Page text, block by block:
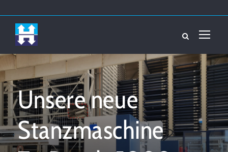
Unsere neue
Stanzmaschine